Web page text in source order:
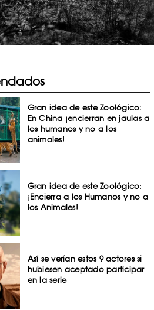
Gran idea de este Zoológico:
En China ¡encierran en jaulas a
los humanos y no a los
animales!
Gran idea de este Zoológico:
¡Encierra a los Humanos y no a
los Animales!
Así se verían estos 9 actores si
hubiesen aceptado participar
en la serie